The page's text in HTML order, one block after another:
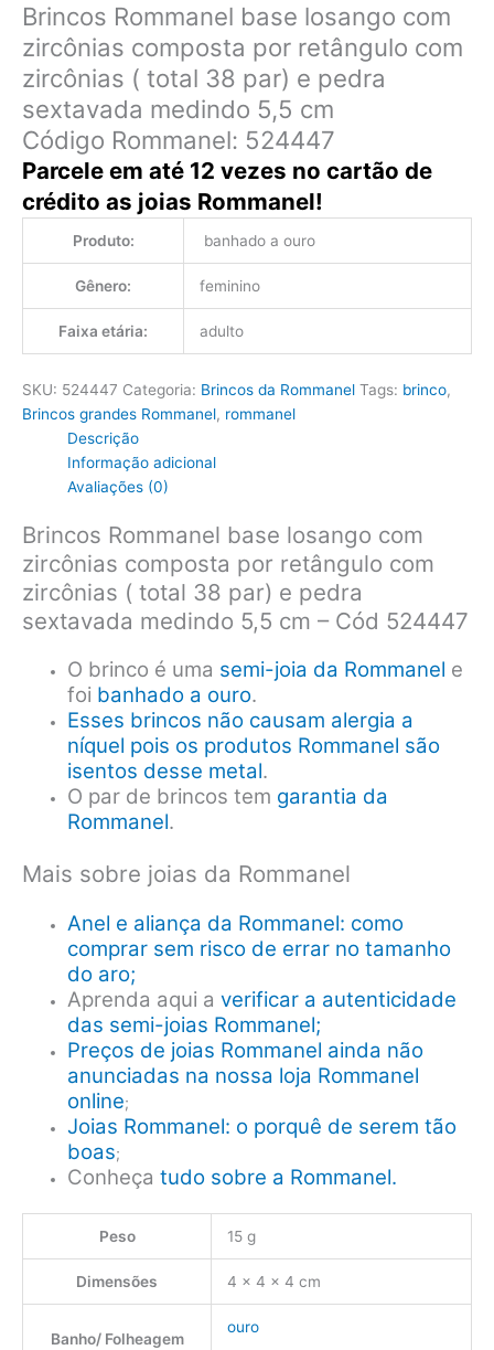
Brincos Rommanel base losango com
zircônias composta por retângulo com
zircônias ( total 38 par) e pedra
sextavada medindo 5,5 cm
Código Rommanel: 524447
Parcele em até 12 vezes no cartão de
crédito as joias Rommanel!
Produto: banhado a ouro
Gênero: feminino
Faixa etária: adulto
SKU: 524447 Categoria: Brincos da Rommanel Tags: brinco,
Brincos grandes Rommanel, rommanel
Descrição
Informação adicional
Avaliações (0)
Brincos Rommanel base losango com
zircônias composta por retângulo com
zircônias ( total 38 par) e pedra
sextavada medindo 5,5 cm – Cód 524447
O brinco é uma semi-joia da Rommanel e
foi banhado a ouro.
Esses brincos não causam alergia a
níquel pois os produtos Rommanel são
isentos desse metal.
O par de brincos tem garantia da
Rommanel.
Mais sobre joias da Rommanel
Anel e aliança da Rommanel: como
comprar sem risco de errar no tamanho
do aro;
Aprenda aqui averificar a autenticidade
das semi-joias Rommanel;
Preços de joias Rommanel ainda não
anunciadas na nossa loja Rommanel
online;
Joias Rommanel: o porquê de serem tão
boas;
Conheçatudo sobre a Rommanel.
Peso 15 g
Dimensões 4 × 4 × 4 cm
Banho/ Folheagem
ouro